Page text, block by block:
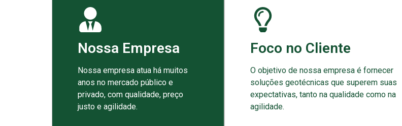
Nossa Empresa
Nossa empresa atua há muitos
anos no mercado público e
privado, com qualidade, preço
justo e agilidade.
Foco no Cliente
O objetivo de nossa empresa é fornecer
soluções geotécnicas que superem suas
expectativas, tanto na qualidade como na
agilidade.